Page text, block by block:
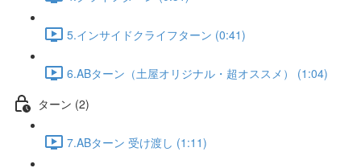
5.インサイドクライフターン (0:41)
6.ABターン（土屋オリジナル・超オススメ） (1:04)
ターン (2)
7.ABターン 受け渡し (1:11)